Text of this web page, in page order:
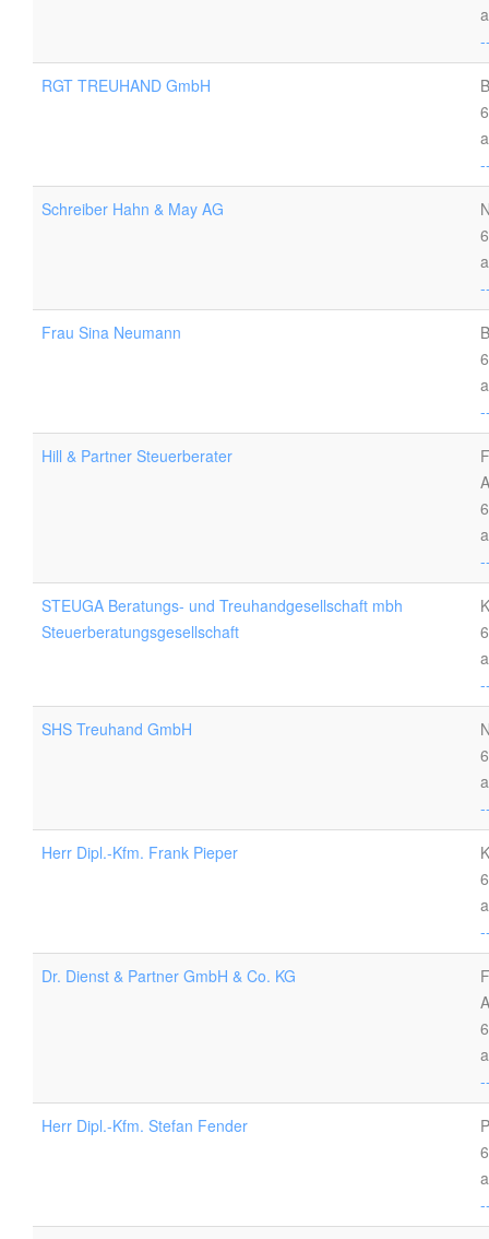
RGT TREUHAND GmbH
Schreiber Hahn & May AG
Frau Sina Neumann
Hill & Partner Steuerberater
STEUGA Beratungs- und Treuhandgesellschaft mbh
Steuerberatungsgesellschaft
SHS Treuhand GmbH
Herr Dipl.-Kfm. Frank Pieper
Dr. Dienst & Partner GmbH & Co. KG
Herr Dipl.-Kfm. Stefan Fender